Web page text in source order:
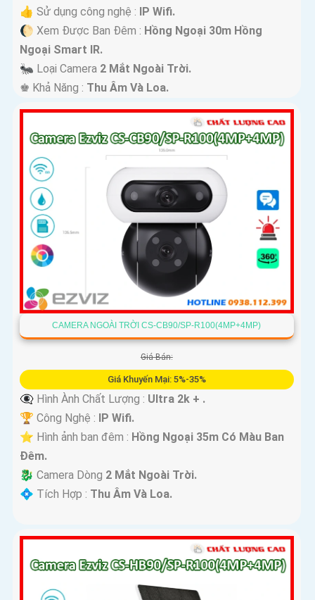
👍 Sử dụng công nghệ : IP Wifi.
🌔 Xem Được Ban Đêm : Hồng Ngoại 30m Hồng
Ngoại Smart IR.
🐜 Loại Camera 2 Mắt Ngoài Trời.
️♚ Khả Năng : Thu Âm Và Loa.
CAMERA NGOÀI TRỜI CS-CB90/SP-R100(4MP+4MP)
Giá Bán:
Giá Khuyến Mại: 5%-35%
👁️‍🗨 Hình Ành Chất Lượng : Ultra 2k + .
🏆 Công Nghệ : IP Wifi.
⭐ Hình ảnh ban đêm : Hồng Ngoại 35m Có Màu Ban
Ðêm.
🐉️ Camera Dòng 2 Mắt Ngoài Trời.
️💠 Tích Hợp : Thu Âm Và Loa.